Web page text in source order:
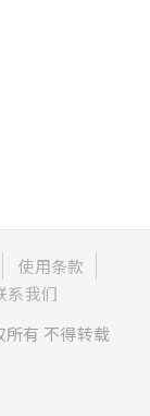
使用条款
系我们
有 不得转载